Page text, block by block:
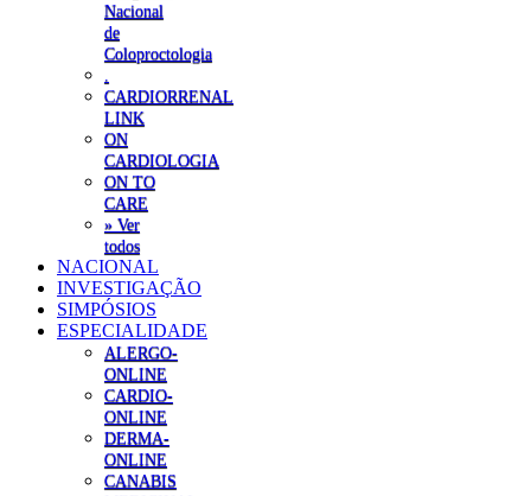
Nacional
de
Coloproctologia
CARDIORRENAL
LINK
ON
CARDIOLOGIA
ON TO
CARE
» Ver
todos
NACIONAL
INVESTIGAÇÃO
SIMPÓSIOS
ESPECIALIDADE
ALERGO-
ONLINE
CARDIO-
ONLINE
DERMA-
ONLINE
CANABIS